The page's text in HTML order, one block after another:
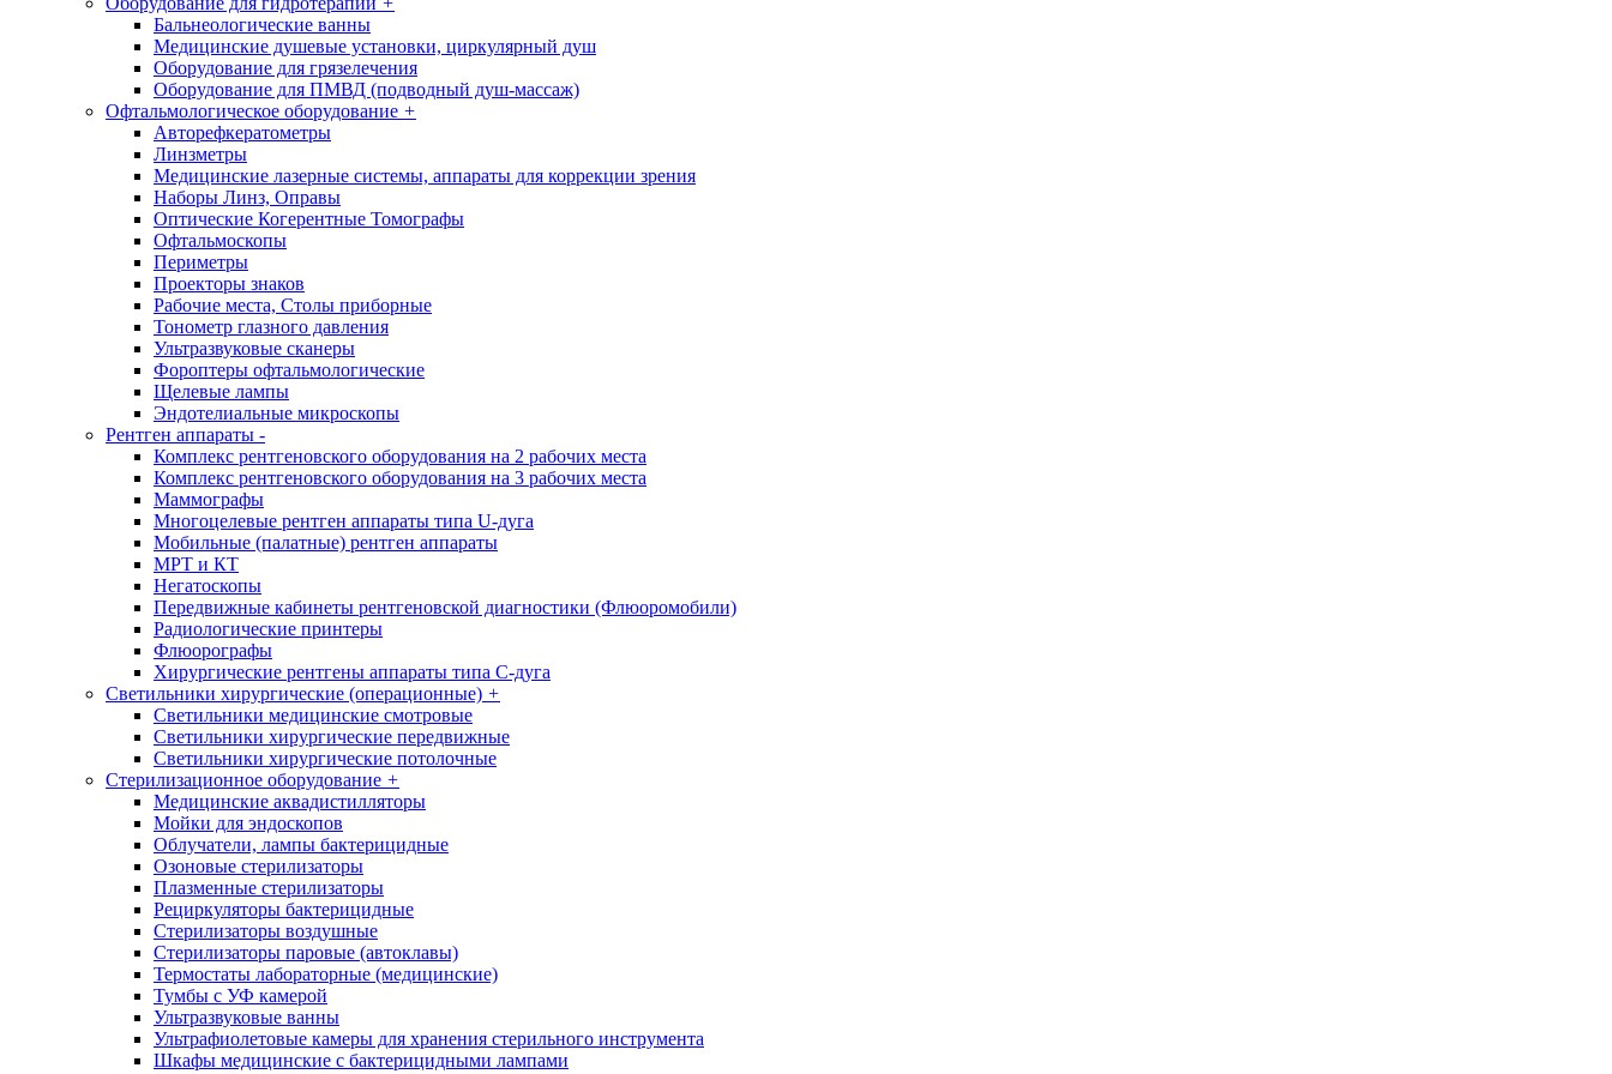
Бальнеологические ванны
Медицинские душевые установки, циркулярный душ
Оборудование для грязелечения
Оборудование для ПМВД (подводный душ-массаж)
Офтальмологическое оборудование +
Авторефкератометры
Линзметры
Медицинские лазерные системы, аппараты для коррекции зрения
Наборы Линз, Оправы
Оптические Когерентные Томографы
Офтальмоскопы
Периметры
Проекторы знаков
Рабочие места, Столы приборные
Тонометр глазного давления
Ультразвуковые сканеры
Фороптеры офтальмологические
Щелевые лампы
Эндотелиальные микроскопы
Рентген аппараты -
Комплекс рентгеновского оборудования на 2 рабочих места
Комплекс рентгеновского оборудования на 3 рабочих места
Маммографы
Многоцелевые рентген аппараты типа U-дуга
Мобильные (палатные) рентген аппараты
МРТ и КТ
Негатоскопы
Передвижные кабинеты рентгеновской диагностики (Флюоромобили)
Радиологические принтеры
Флюорографы
Хирургические рентгены аппараты типа С-дуга
Светильники хирургические (операционные) +
Светильники медицинские смотровые
Светильники хирургические передвижные
Светильники хирургические потолочные
Стерилизационное оборудование +
Медицинские аквадистилляторы
Мойки для эндоскопов
Облучатели, лампы бактерицидные
Озоновые стерилизаторы
Плазменные стерилизаторы
Рециркуляторы бактерицидные
Стерилизаторы воздушные
Стерилизаторы паровые (автоклавы)
Термостаты лабораторные (медицинские)
Тумбы с УФ камерой
Ультразвуковые ванны
Ультрафиолетовые камеры для хранения стерильного инструмента
Шкафы медицинские с бактерицидными лампами